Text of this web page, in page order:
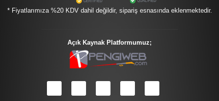
* Fiyatlarımıza %20 KDV dahil değildir, sipariş esnasında eklenmektedir.
Açık Kaynak Platformumuz;